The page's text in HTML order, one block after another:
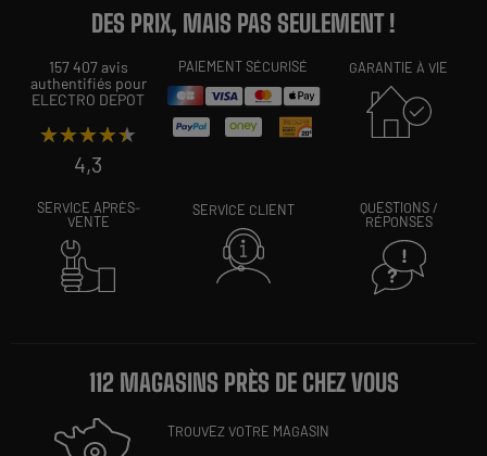
DES PRIX, MAIS PAS SEULEMENT !
157 407 avis
authentifiés pour
ELECTRO DEPOT
★★★★★
★★★★★
4,3
PAIEMENT SÉCURISÉ GARANTIE À VIE
SERVICE APRÈS-
VENTE
SERVICE CLIENT
QUESTIONS /
RÉPONSES
112 MAGASINS PRÈS DE CHEZ VOUS
TROUVEZ VOTRE MAGASIN